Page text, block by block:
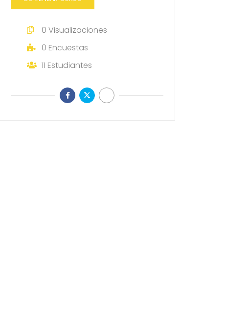
0 Visualizaciones
0 Encuestas
11 Estudiantes